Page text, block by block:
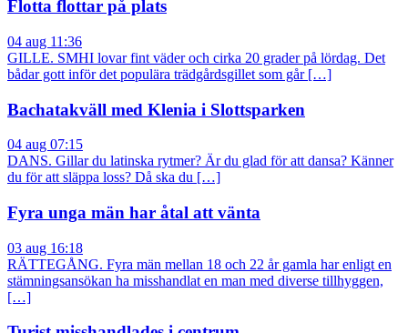
Flotta flottar på plats
04 aug 11:36
GILLE. SMHI lovar fint väder och cirka 20 grader på lördag. Det
bådar gott inför det populära trädgårdsgillet som går […]
Bachatakväll med Klenia i Slottsparken
04 aug 07:15
DANS. Gillar du latinska rytmer? Är du glad för att dansa? Känner
du för att släppa loss? Då ska du […]
Fyra unga män har åtal att vänta
03 aug 16:18
RÄTTEGÅNG. Fyra män mellan 18 och 22 år gamla har enligt en
stämningsansökan ha misshandlat en man med diverse tillhyggen,
[…]